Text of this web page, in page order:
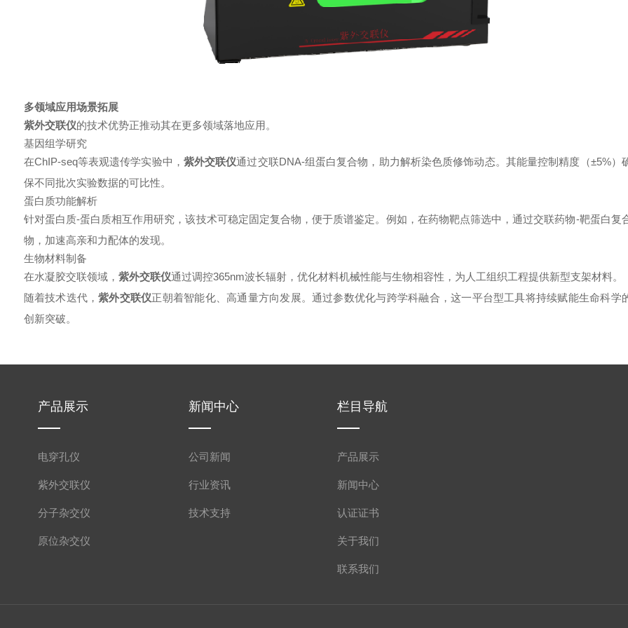
多领域应用场景拓展
紫外交联仪的技术优势正推动其在更多领域落地应用。
基因组学研究
在ChIP-seq等表观遗传学实验中， 紫外交联仪通过交联DNA-组蛋白复合物，助力解析染色质修饰动态。其能量控制精度（±5%）
保不同批次实验数据的可比性。
蛋白质功能解析
针对蛋白质-蛋白质相互作用研究，该技术可稳定固定复合物，便于质谱鉴定。例如，在药物靶点筛选中，通过交联药物-靶蛋白复
物，加速高亲和力配体的发现。
生物材料制备
在水凝胶交联领域， 紫外交联仪通过调控365nm波长辐射，优化材料机械性能与生物相容性，为人工组织工程提供新型支架材料。
随着技术迭代，紫外交联仪正朝着智能化、高通量方向发展。通过参数优化与跨学科融合，这一平台型工具将持续赋能生命科学
创新突破。
产品展示
电穿孔仪
紫外交联仪
分子杂交仪
原位杂交仪
新闻中心
公司新闻
行业资讯
技术支持
栏目导航
产品展示
新闻中心
认证证书
关于我们
联系我们